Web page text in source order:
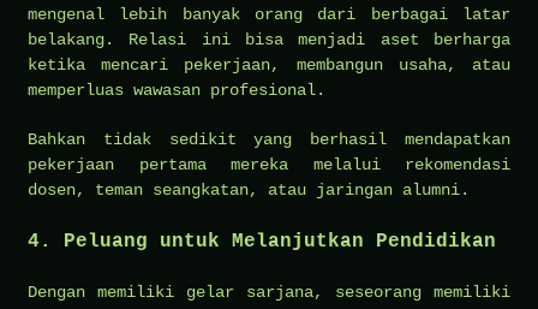
mengenal lebih banyak orang dari berbagai latar
belakang. Relasi ini bisa menjadi aset berharga
ketika mencari pekerjaan, membangun usaha, atau
memperluas wawasan profesional.
Bahkan tidak sedikit yang berhasil mendapatkan
pekerjaan pertama mereka melalui rekomendasi
dosen, teman seangkatan, atau jaringan alumni.
4. Peluang untuk Melanjutkan Pendidikan
Dengan memiliki gelar sarjana, seseorang memiliki